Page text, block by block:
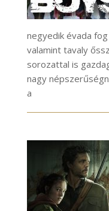
negyedik évada
valamint tavaly
sorozattal is
nagy
a